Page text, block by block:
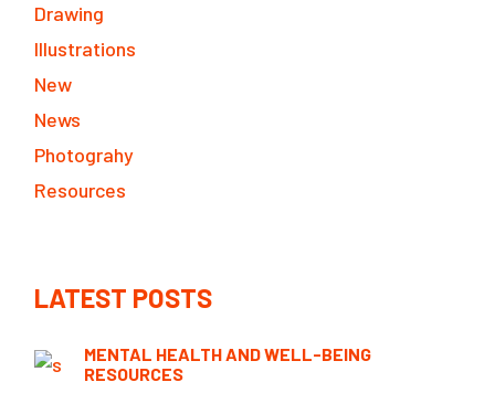
Drawing
Illustrations
New
News
Photograhy
Resources
LATEST POSTS
MENTAL HEALTH AND WELL-BEING
RESOURCES